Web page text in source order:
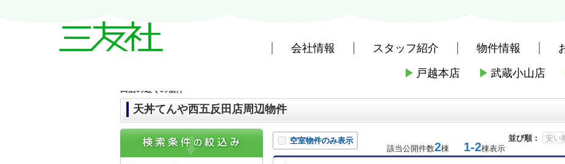
会社情報 スタッフ紹介 物件情報
▶ 戸越本店 ▶ 武蔵小山店
品川区 > 品川区のファーストフード > 天丼て
田店の近くの物件
天丼てんや西五反田店周辺物件
並び順：
空室物件のみ表示
該当公開件数2棟 1-2棟表示